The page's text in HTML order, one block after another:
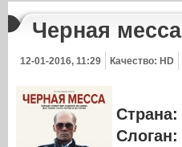
Черная месса
12-01-2016, 11:29 Качество: HD
Страна:
Слоган: